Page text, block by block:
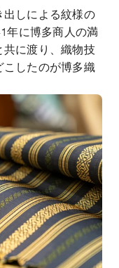
出しによる紋様の
年に博多商人の満
共に渡り、織物技
こしたのが博多織